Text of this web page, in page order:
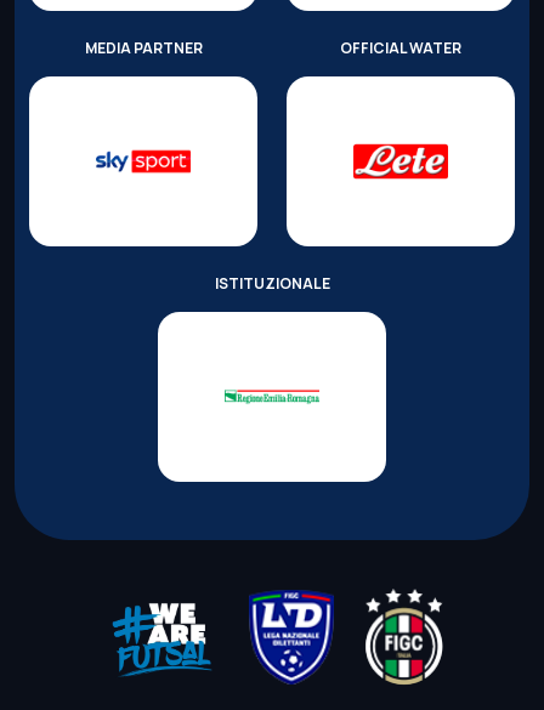
MEDIA PARTNER OFFICIAL WATER
ISTITUZIONALE